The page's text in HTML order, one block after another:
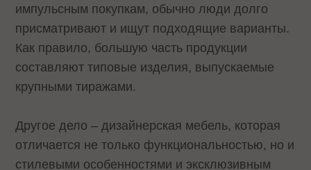
импульсным покупкам, обычно люди долго
присматривают и ищут подходящие варианты.
Как правило, большую часть продукции
составляют типовые изделия, выпускаемые
крупными тиражами.
Другое дело – дизайнерская мебель, которая
отличается не только функциональностью, но и
стилевыми особенностями и эксклюзивным